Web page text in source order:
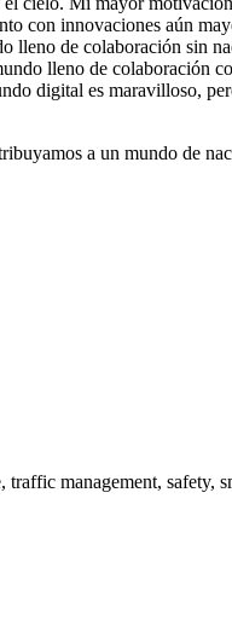
con innovaciones aún
de colaboración sin
lleno de colaboración
digital es maravilloso,
a un mundo de
management, safety,